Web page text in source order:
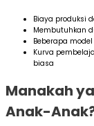
Biaya produksi
Membutuhkan
Beberapa
Kurva
biasa
Manakah
Anak-